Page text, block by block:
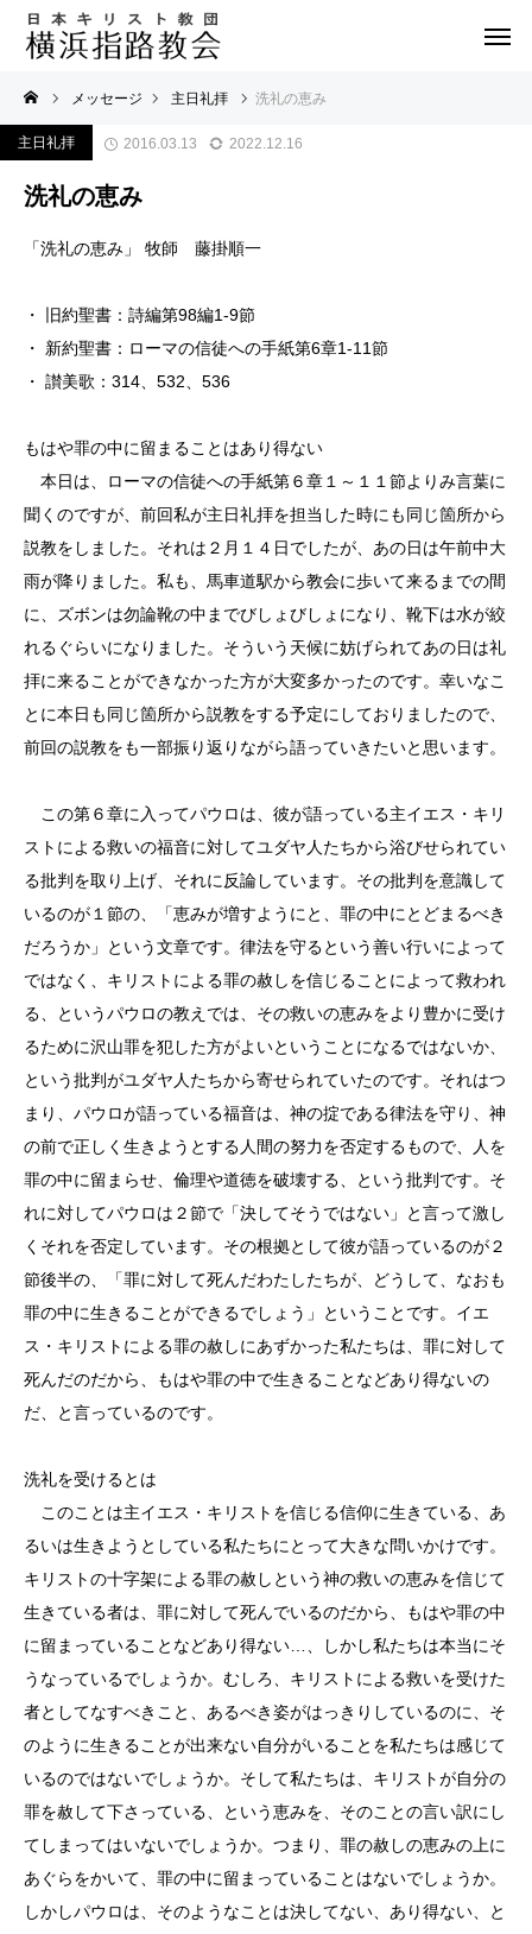
メッセージ 主日礼拝 洗礼の恵み
主日礼拝 2016.03.13 2022.12.16
洗礼の恵み
「洗礼の恵み」 牧師 藤掛順一
・ 旧約聖書：詩編第98編1-9節
・ 新約聖書：ローマの信徒への手紙第6章1-11節
・ 讃美歌：314、532、536
もはや罪の中に留まることはあり得ない
本日は、ローマの信徒への手紙第６章１～１１節よりみ言葉に
聞くのですが、前回私が主日礼拝を担当した時にも同じ箇所から
説教をしました。それは２月１４日でしたが、あの日は午前中大
雨が降りました。私も、馬車道駅から教会に歩いて来るまでの間
に、ズボンは勿論靴の中までびしょびしょになり、靴下は水が絞
れるぐらいになりました。そういう天候に妨げられてあの日は礼
拝に来ることができなかった方が大変多かったのです。幸いなこ
とに本日も同じ箇所から説教をする予定にしておりましたので、
前回の説教をも一部振り返りながら語っていきたいと思います。
この第６章に入ってパウロは、彼が語っている主イエス・キリ
ストによる救いの福音に対してユダヤ人たちから浴びせられてい
る批判を取り上げ、それに反論しています。その批判を意識して
いるのが１節の、「恵みが増すようにと、罪の中にとどまるべき
だろうか」という文章です。律法を守るという善い行いによって
ではなく、キリストによる罪の赦しを信じることによって救われ
る、というパウロの教えでは、その救いの恵みをより豊かに受け
るために沢山罪を犯した方がよいということになるではないか、
という批判がユダヤ人たちから寄せられていたのです。それはつ
まり、パウロが語っている福音は、神の掟である律法を守り、神
の前で正しく生きようとする人間の努力を否定するもので、人を
罪の中に留まらせ、倫理や道徳を破壊する、という批判です。そ
れに対してパウロは２節で「決してそうではない」と言って激し
くそれを否定しています。その根拠として彼が語っているのが２
節後半の、「罪に対して死んだわたしたちが、どうして、なおも
罪の中に生きることができるでしょう」ということです。イエ
ス・キリストによる罪の赦しにあずかった私たちは、罪に対して
死んだのだから、もはや罪の中で生きることなどあり得ないの
だ、と言っているのです。
洗礼を受けるとは
このことは主イエス・キリストを信じる信仰に生きている、あ
るいは生きようとしている私たちにとって大きな問いかけです。
キリストの十字架による罪の赦しという神の救いの恵みを信じて
生きている者は、罪に対して死んでいるのだから、もはや罪の中
に留まっていることなどあり得ない…、しかし私たちは本当にそ
うなっているでしょうか。むしろ、キリストによる救いを受けた
者としてなすべきこと、あるべき姿がはっきりしているのに、そ
のように生きることが出来ない自分がいることを私たちは感じて
いるのではないでしょうか。そして私たちは、キリストが自分の
罪を赦して下さっている、という恵みを、そのことの言い訳にし
てしまってはいないでしょうか。つまり、罪の赦しの恵みの上に
あぐらをかいて、罪の中に留まっていることはないでしょうか。
しかしパウロは、そのようなことは決してない、あり得ない、と